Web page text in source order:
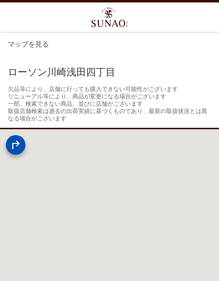
マップを見る
ローソン川崎浅田四丁目
欠品等により、店舗に行っても購入できない可能性がございます
リニューアル等により、商品が変更になる場合がございます
一部、検索できない商品、並びに店舗がございます
取扱店舗検索は過去の出荷実績に基づくものであり、最新の取扱状況とは異
なる場合がございます